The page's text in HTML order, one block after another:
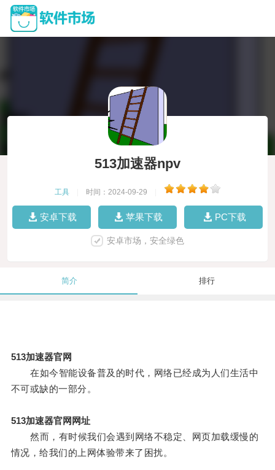
513加速器npv
工具 时间：2024-09-29
安卓下载 苹果下载 PC下载
安卓市场，安全绿色
简介 排行
513加速器官网
在如今智能设备普及的时代，网络已经成为人们生活中
不可或缺的一部分。
513加速器官网网址
然而，有时候我们会遇到网络不稳定、网页加载缓慢的
情况，给我们的上网体验带来了困扰。